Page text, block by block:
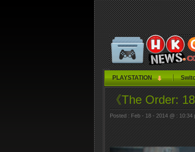
PLAYSTATION
《The Order:
Posted : Feb - 18 - 2014 @ : 10:34